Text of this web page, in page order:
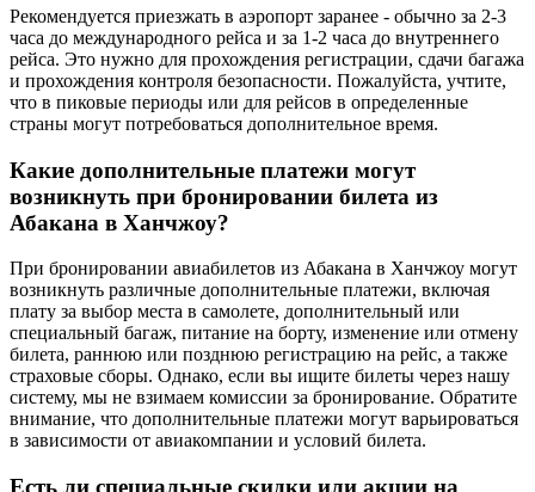
Рекомендуется приезжать в аэропорт заранее - обычно за 2-3
часа до международного рейса и за 1-2 часа до внутреннего
рейса. Это нужно для прохождения регистрации, сдачи багажа
и прохождения контроля безопасности. Пожалуйста, учтите,
что в пиковые периоды или для рейсов в определенные
страны могут потребоваться дополнительное время.
Какие дополнительные платежи могут
возникнуть при бронировании билета из
Абакана в Ханчжоу?
При бронировании авиабилетов из Абакана в Ханчжоу могут
возникнуть различные дополнительные платежи, включая
плату за выбор места в самолете, дополнительный или
специальный багаж, питание на борту, изменение или отмену
билета, раннюю или позднюю регистрацию на рейс, а также
страховые сборы. Однако, если вы ищите билеты через нашу
систему, мы не взимаем комиссии за бронирование. Обратите
внимание, что дополнительные платежи могут варьироваться
в зависимости от авиакомпании и условий билета.
Есть ли специальные скидки или акции на